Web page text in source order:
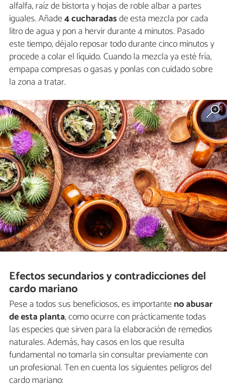
alfalfa, raíz de bistorta y hojas de roble albar a partes
iguales. Añade4 cucharadasde esta mezcla por cada
litro de agua y pon a hervir durante 4 minutos. Pasado
este tiempo, déjalo reposar todo durante cinco minutos y
procede a colar el líquido. Cuando la mezcla ya esté fría,
empapa compresas o gasas y ponlas con cuidado sobre
la zona a tratar.
Efectos secundarios y contradicciones del
cardo mariano
Pese a todos sus beneficiosos, es importanteno abusar
de esta planta, como ocurre con prácticamente todas
las especies que sirven para la elaboración de remedios
naturales. Además, hay casos en los que resulta
fundamental no tomarla sin consultar previamente con
un profesional. Ten en cuenta los siguientes peligros del
cardo mariano: